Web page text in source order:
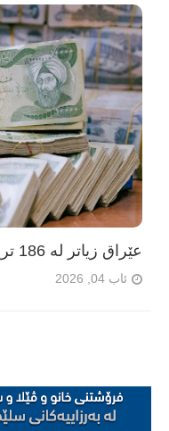
عێراق زیاتر لە 186 تریلیۆن دینار قەرزدارە
ئاب 04, 2026